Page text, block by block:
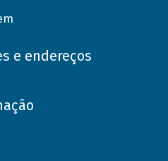
e endereços